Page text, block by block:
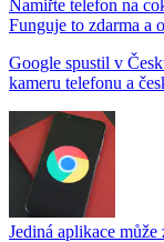
Namiřte telefon na
Funguje to zdarma a
Google spustil v
kameru telefonu a
Jediná aplikace